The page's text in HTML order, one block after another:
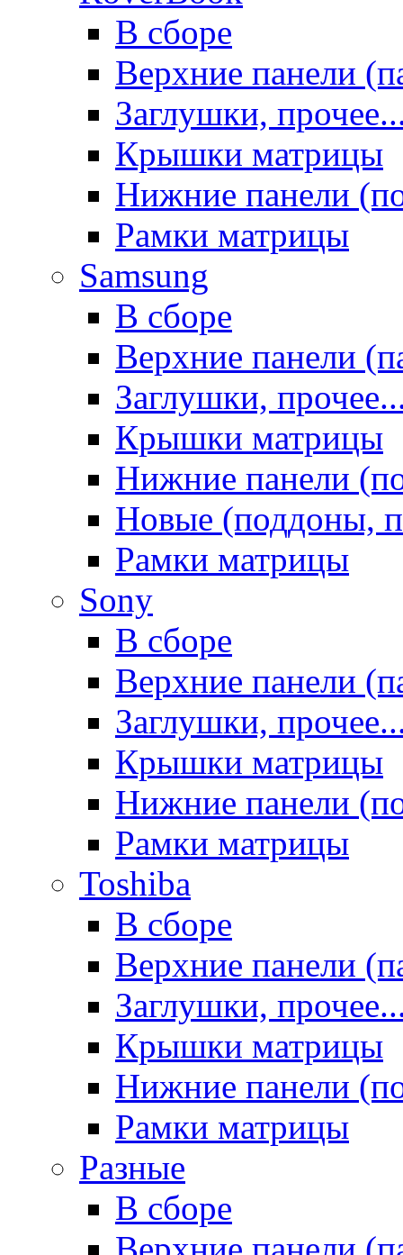
В сборе
Верхние панели
Заглушки,
Крышки матрицы
Нижние панели
Рамки матрицы
Samsung
В сборе
Верхние панели
Заглушки,
Крышки матрицы
Нижние панели
Новые (поддоны,
Рамки матрицы
Sony
В сборе
Верхние панели
Заглушки,
Крышки матрицы
Нижние панели
Рамки матрицы
Toshiba
В сборе
Верхние панели
Заглушки,
Крышки матрицы
Нижние панели
Рамки матрицы
Разные
В сборе